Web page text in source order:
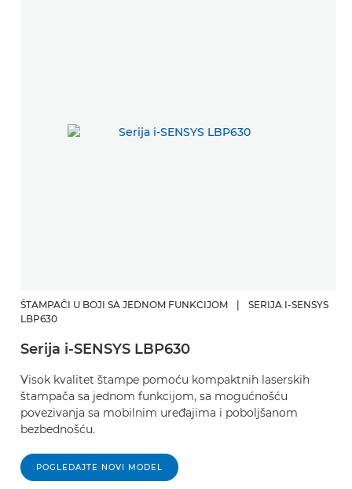
ŠTAMPAČI U BOJI SA JEDNOM FUNKCIJOM |
SERIJA I-SENSYS
LBP630
Serija i-SENSYS LBP630
Visok kvalitet štampe pomoću kompaktnih laserskih
štampača sa jednom funkcijom, sa mogućnošću
povezivanja sa mobilnim uređajima i poboljšanom
bezbednošću.
POGLEDAJTE NOVI MODEL